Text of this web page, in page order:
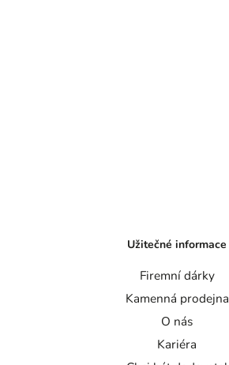
Užitečné informace
Firemní dárky
Kamenná prodejna
O nás
Kariéra